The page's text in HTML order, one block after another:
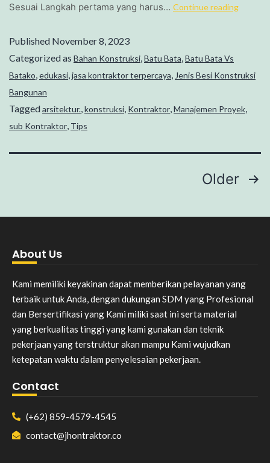
Sesuai Langkah pertama yang harus… Continue reading
Published November 8, 2023
Categorized as Bahan Konstruksi,Batu Bata,Batu Bata Vs
Batako,edukasi,jasa kontraktor terpercaya, Jenis Besi Konstruksi
Bangunan
Taggedarsitektur.,konstruksi, Kontraktor,Manajemen Proyek,
sub Kontraktor, Tips
Older
About Us
Kami memiliki keyakinan dapat memberikan pelayanan yang
terbaik untuk Anda, dengan dukungan SDM yang Profesional
dan Bersertifikasi yang Kami miliki saat ini serta material
yang berkualitas tinggi yang kami gunakan dan teknik
pekerjaan yang terstruktur akan mampu Kami wujudkan
ketepatan waktu dalam penyelesaian pekerjaan.
Contact
(+62) 859-4579-4545
contact@jhontraktor.co